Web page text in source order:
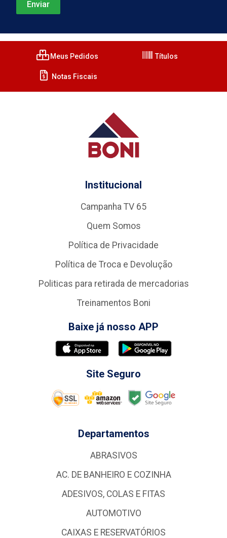
Meus Pedidos Títulos
Notas Fiscais
Institucional
Campanha TV 65
Quem Somos
Política de Privacidade
Política de Troca e Devolução
Politicas para retirada de mercadorias
Treinamentos Boni
Baixe já nosso APP
Site Seguro
Departamentos
ABRASIVOS
AC. DE BANHEIRO E COZINHA
ADESIVOS, COLAS E FITAS
AUTOMOTIVO
CAIXAS E RESERVATÓRIOS